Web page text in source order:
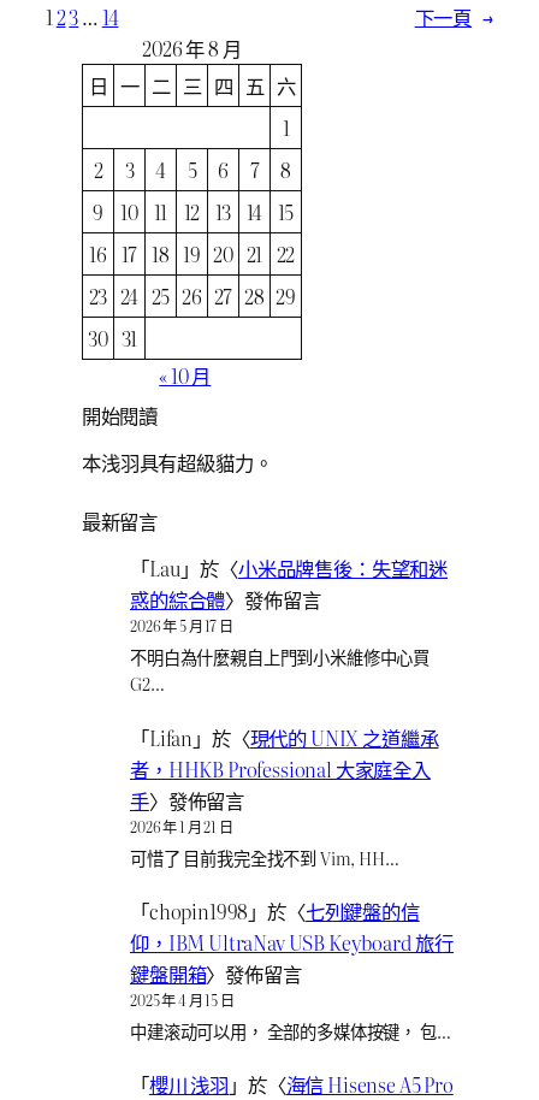
123…14 下一頁 →
2026 年 8 月
日 一 二 三 四 五 六
1
2
3 4 5 6 7
8
9
10 11 12 13 14 15
16 17 18 19 20 21 22
23 24 25 26 27 28 29
30 31
« 10 月
開始閱讀
本浅羽具有超級貓力。
最新留言
「Lau」於〈小米品牌售後：失望和迷
惑的綜合體〉發佈留言
2026 年 5 月 17 日
不明白為什麼親自上門到小米維修中心買
G2…
「Lifan 」於〈現代的 UNIX 之道繼承
者，HHKB Professional 大家庭全入
手〉發佈留言
2026 年 1 月 21 日
可惜了 目前我完全找不到 Vim, HH…
「chopin1998 」於〈七列鍵盤的信
仰，IBM UltraNav USB Keyboard 旅行
鍵盤開箱〉發佈留言
2025 年 4 月 15 日
中建滚动可以用， 全部的多媒体按键， 包…
「櫻川 浅羽 」於〈海信 Hisense A5 Pro